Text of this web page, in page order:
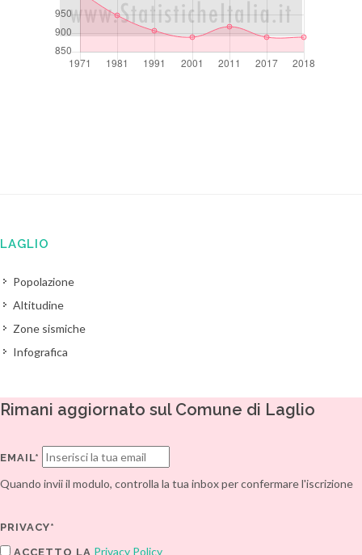
LAGLIO
Popolazione
Altitudine
Zone sismiche
Infografica
Rimani aggiornato sul Comune di Laglio
EMAIL*
Quando invii il modulo, controlla la tua inbox per confermare l'iscrizione
PRIVACY*
ACCETTO LA Privacy Policy